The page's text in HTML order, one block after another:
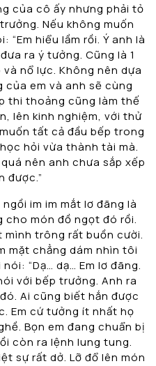
của cô ấy nhưng phải tỏ
Nếu không muốn
hiểu lầm rồi. Ý anh là
ra ý tưởng. Cũng là 1
nổ lực. Không nên dựa
em và anh sẽ cùng
thi thoảng cũng làm thế
lên kinh nghiệm, với thử
tất cả đầu bếp trong
hỏi vừa thành tài mà.
nên anh chưa sắp xếp
được.”
im im mắt lơ đãng là
cho món đồ ngọt đó rồi.
trông rất buồn cười.
mặt chẳng dám nhìn tôi
“Dạ… dạ… Em lơ đãng.
với bếp trưởng. Anh ra
Ai cũng biết hắn được
Em cứ tưởng ít nhất họ
Bọn em đang chuẩn bị
còn ra lệnh lung tung.
sự rất dở. Lỡ đổ lên món